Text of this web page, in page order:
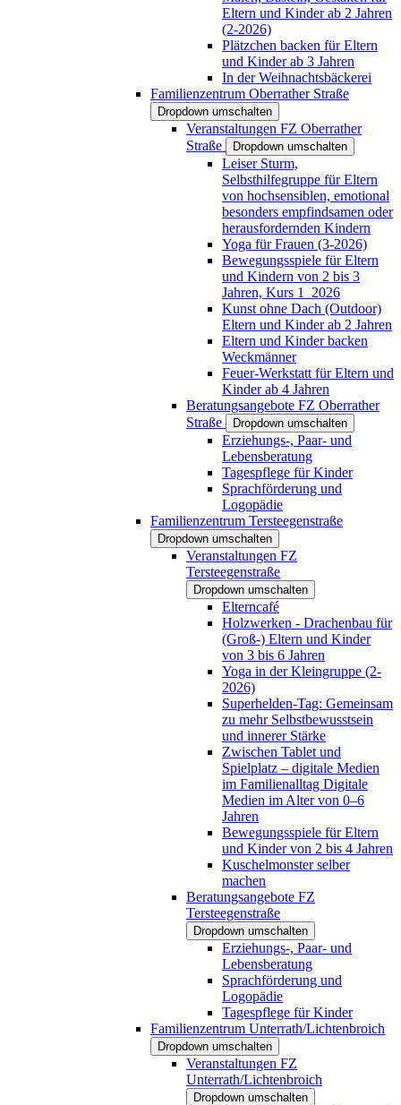
Eltern und Kinder ab 2 Jahren
(2-2026)
Plätzchen backen für Eltern
und Kinder ab 3 Jahren
In der Weihnachtsbäckerei
Familienzentrum Oberrather Straße
Dropdown umschalten
Veranstaltungen FZ Oberrather
Straße
Dropdown umschalten
Leiser Sturm,
Selbsthilfegruppe für Eltern
von hochsensiblen, emotional
besonders empfindsamen oder
herausfordernden Kindern
Yoga für Frauen (3-2026)
Bewegungsspiele für Eltern
und Kindern von 2 bis 3
Jahren, Kurs 1_2026
Kunst ohne Dach (Outdoor)
Eltern und Kinder ab 2 Jahren
Eltern und Kinder backen
Weckmänner
Feuer-Werkstatt für Eltern und
Kinder ab 4 Jahren
Beratungsangebote FZ Oberrather
Straße
Dropdown umschalten
Erziehungs-, Paar- und
Lebensberatung
Tagespflege für Kinder
Sprachförderung und
Logopädie
Familienzentrum Tersteegenstraße
Dropdown umschalten
Veranstaltungen FZ
Tersteegenstraße
Dropdown umschalten
Elterncafé
Holzwerken - Drachenbau für
(Groß-) Eltern und Kinder
von 3 bis 6 Jahren
Yoga in der Kleingruppe (2-
2026)
Superhelden-Tag: Gemeinsam
zu mehr Selbstbewusstsein
und innerer Stärke
Zwischen Tablet und
Spielplatz – digitale Medien
im Familienalltag Digitale
Medien im Alter von 0–6
Jahren
Bewegungsspiele für Eltern
und Kinder von 2 bis 4 Jahren
Kuschelmonster selber
machen
Beratungsangebote FZ
Tersteegenstraße
Dropdown umschalten
Erziehungs-, Paar- und
Lebensberatung
Sprachförderung und
Logopädie
Tagespflege für Kinder
Familienzentrum Unterrath/Lichtenbroich
Dropdown umschalten
Veranstaltungen FZ
Unterrath/Lichtenbroich
Dropdown umschalten